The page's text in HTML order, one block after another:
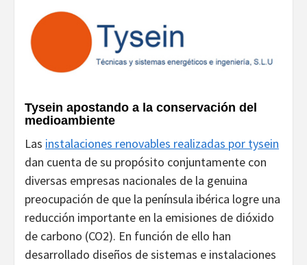
Tysein apostando a la conservación del
medioambiente
Las instalaciones renovables realizadas por tysein
dan cuenta de su propósito conjuntamente con
diversas empresas nacionales de la genuina
preocupación de que la península ibérica logre una
reducción importante en la emisiones de dióxido
de carbono (CO2). En función de ello han
desarrollado diseños de sistemas e instalaciones